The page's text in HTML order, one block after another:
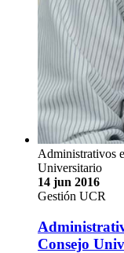
Administrativos
Universitario
14 jun 2016
Gestión UCR
Consejo